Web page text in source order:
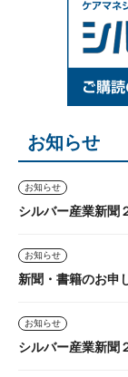
お知らせ
お知らせ
シルバー産業新聞
お知らせ
新聞・書籍のお申
お知らせ
シルバー産業新聞